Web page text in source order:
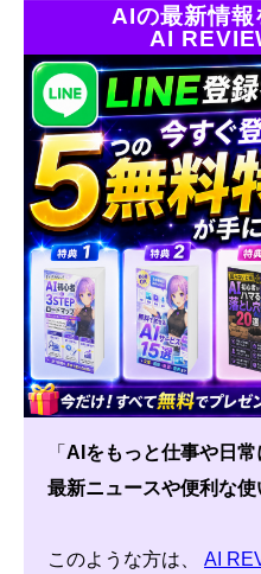
AIの最新情報
AI
「 AIをもっと仕事や日
最新ニュースや便利な
このような方は、 AI